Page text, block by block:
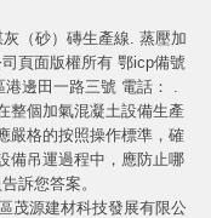
（砂）磚生產線. 蒸壓加
頁面版權所有 鄂icp備號
邊田一路三號 電話： .
整個加氣混凝土設備生產
嚴格的按照操作標準，確
備吊運過程中，應防止哪
訴您答案。
茂源建材科技發展有限公